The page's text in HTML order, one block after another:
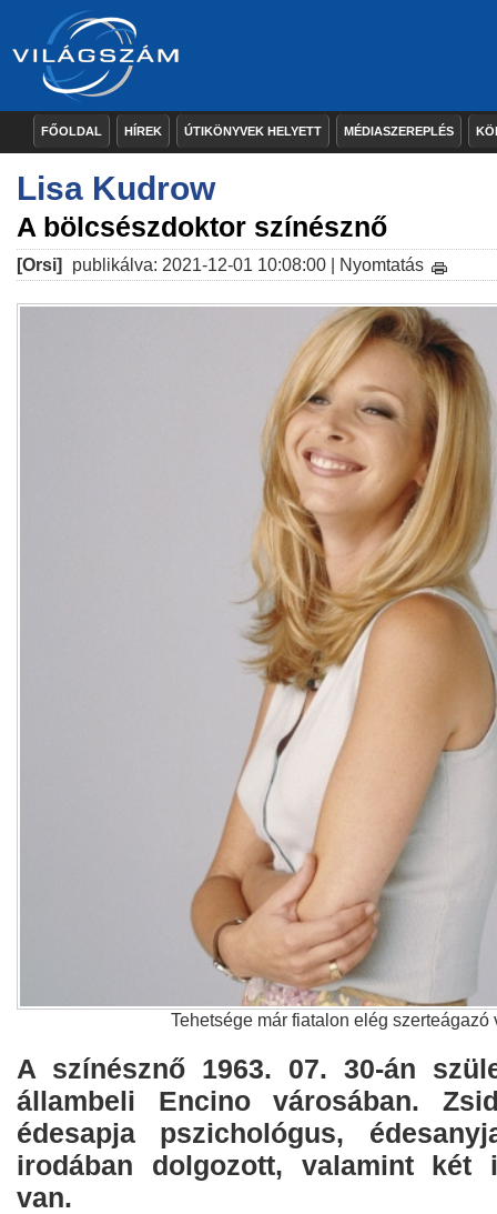
FŐOLDAL HÍREK ÚTIKÖNYVEK HELYETT MÉDIASZEREPLÉS
Lisa Kudrow
A bölcsészdoktor színésznő
[Orsi] publikálva: 2021-12-01 10:08:00 | Nyomtatás
Tehetsége már fiatalon elég szerteágazó
A színésznő 1963. 07. 30-án
állambeli Encino városában.
édesapja pszichológus,
irodában dolgozott, valamint két
van.